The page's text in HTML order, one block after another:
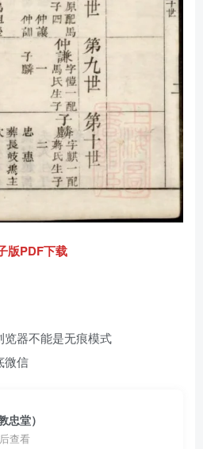
版PDF下载
器不能是无痕模式
微信
忠堂）
查看